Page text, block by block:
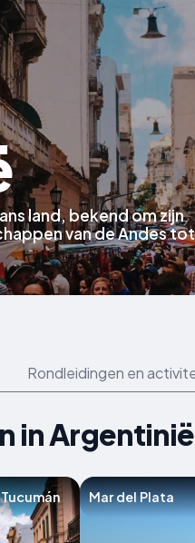
land, bekend om zijn
van de Andes tot
Rondleidingen en
in Argentinië
Mar del Plata